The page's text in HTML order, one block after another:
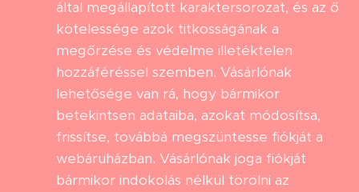
által megállapított karaktersorozat, és az ő
kötelessége azok titkosságának a
megőrzése és védelme illetéktelen
hozzáféréssel szemben. Vásárlónak
lehetősége van rá, hogy bármikor
betekintsen adataiba, azokat módosítsa,
frissítse, továbbá megszüntesse fiókját a
webáruházban. Vásárlónak joga fiókját
bármikor indokolás nélkül törölni az